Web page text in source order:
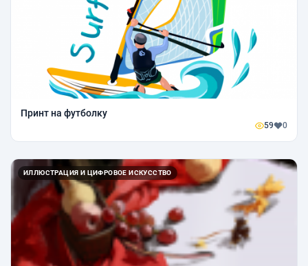
Принт на футболку
59 0
ИЛЛЮСТРАЦИЯ И ЦИФРОВОЕ ИСКУССТВО